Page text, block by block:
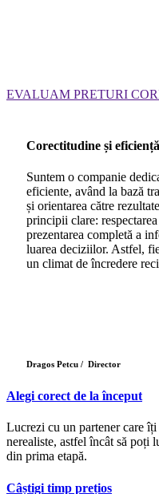
EVALUAM PRETURI
Corectitudine și
Suntem o companie
eficiente, având la bază
și orientarea către
principii clare:
prezentarea completă a
luarea deciziilor. Astfel,
un climat de încredere
Dragos Petcu / Director
Alegi corect de la început
Lucrezi cu un partener care
nerealiste, astfel încât să poți
din prima etapă.
Câștigi timp prețios